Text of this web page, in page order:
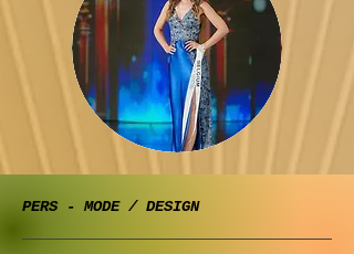
PERS - MODE / DESIGN